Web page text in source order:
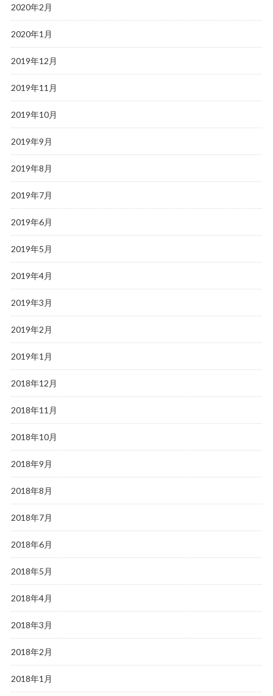
2020年2月
2020年1月
2019年12月
2019年11月
2019年10月
2019年9月
2019年8月
2019年7月
2019年6月
2019年5月
2019年4月
2019年3月
2019年2月
2019年1月
2018年12月
2018年11月
2018年10月
2018年9月
2018年8月
2018年7月
2018年6月
2018年5月
2018年4月
2018年3月
2018年2月
2018年1月